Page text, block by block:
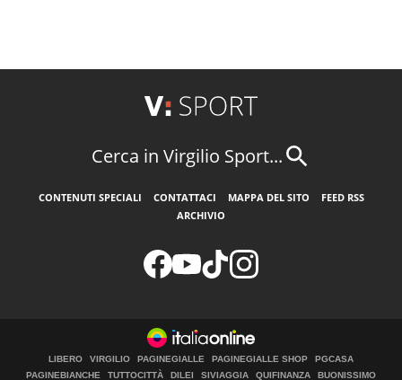
Cerca in Virgilio Sport...
CONTENUTI SPECIALI CONTATTACI MAPPA DEL SITO
FEED RSS
ARCHIVIO
LIBERO VIRGILIO PAGINEGIALLE PAGINEGIALLE SHOP
PGCASA
PAGINEBIANCHE
TUTTOCITTÀ DILEI SIVIAGGIA QUIFINANZA BUONISSIMO